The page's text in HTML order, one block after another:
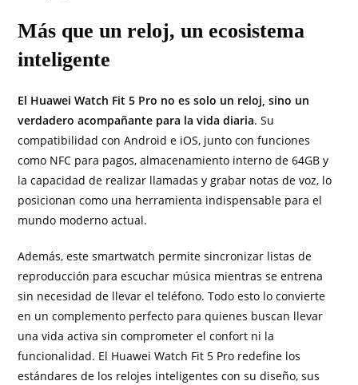
Más que un reloj, un ecosistema
inteligente
El Huawei Watch Fit 5 Pro no es solo un reloj, sino un
verdadero acompañante para la vida diaria. Su
compatibilidad con Android e iOS, junto con funciones
como NFC para pagos, almacenamiento interno de 64GB y
la capacidad de realizar llamadas y grabar notas de voz, lo
posicionan como una herramienta indispensable para el
mundo moderno actual.
Además, este smartwatch permite sincronizar listas de
reproducción para escuchar música mientras se entrena
sin necesidad de llevar el teléfono. Todo esto lo convierte
en un complemento perfecto para quienes buscan llevar
una vida activa sin comprometer el confort ni la
funcionalidad. El Huawei Watch Fit 5 Pro redefine los
estándares de los relojes inteligentes con su diseño, sus